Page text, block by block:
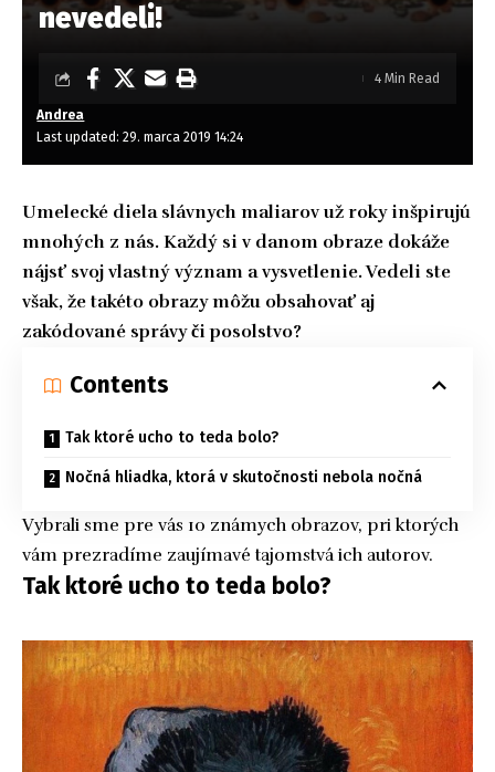
nevedeli!
Last updated: 29. marca 2019 14:24
Andrea
4 Min Read
Umelecké diela slávnych maliarov už roky inšpirujú
mnohých z nás. Každý si v danom obraze dokáže
nájsť svoj vlastný význam a vysvetlenie. Vedeli ste
však, že takéto obrazy môžu obsahovať aj
zakódované správy či posolstvo?
Contents
Tak ktoré ucho to teda bolo?
Nočná hliadka, ktorá v skutočnosti nebola nočná
Vybrali sme pre vás 10 známych obrazov, pri ktorých
vám prezradíme zaujímavé tajomstvá ich autorov.
Tak ktoré ucho to teda bolo?